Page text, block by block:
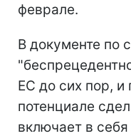
феврале.
В документе по
ЕС до сих пор, и
потенциале
включает в